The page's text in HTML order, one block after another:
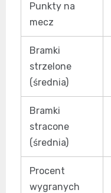
Punkty na
mecz
Bramki
strzelone
(średnia)
Bramki
stracone
(średnia)
Procent
wygranych